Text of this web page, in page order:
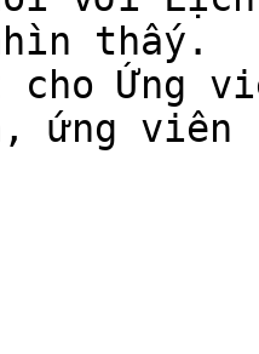
thấy.
Ứng
ứng viên